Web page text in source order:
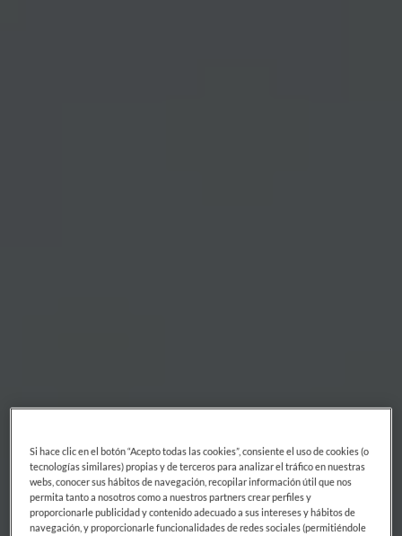
Si hace clic en el botón “Acepto todas las cookies”, consiente el uso de cookies (o
tecnologías similares) propias y de terceros para analizar el tráfico en nuestras
webs, conocer sus hábitos de navegación, recopilar información útil que nos
permita tanto a nosotros como a nuestros partners crear perfiles y
proporcionarle publicidad y contenido adecuado a sus intereses y hábitos de
navegación, y proporcionarle funcionalidades de redes sociales (permitiéndole